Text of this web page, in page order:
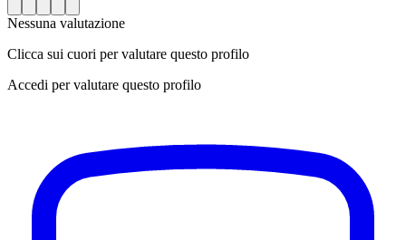
Nessuna valutazione
Clicca sui cuori per valutare questo profilo
Accedi per valutare questo profilo